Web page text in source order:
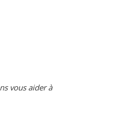
vous aider à